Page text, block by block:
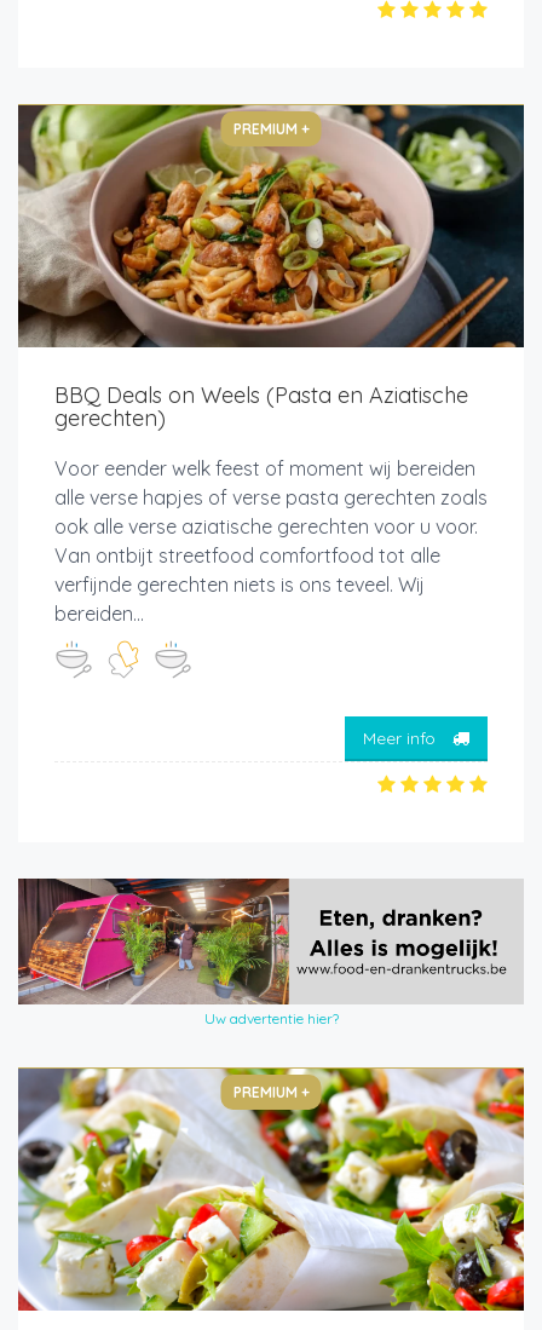
PREMIUM +
BBQ Deals on Weels (Pasta en Aziatische
gerechten)
Voor eender welk feest of moment wij bereiden
alle verse hapjes of verse pasta gerechten zoals
ook alle verse aziatische gerechten voor u voor.
Van ontbijt streetfood comfortfood tot alle
verfijnde gerechten niets is ons teveel. Wij
bereiden...
Meer info
Uw advertentie hier?
PREMIUM +